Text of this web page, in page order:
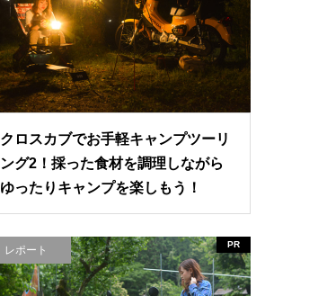
クロスカブでお手軽キャンプツーリ
ング2！採った食材を調理しながら
ゆったりキャンプを楽しもう！
レポート PR